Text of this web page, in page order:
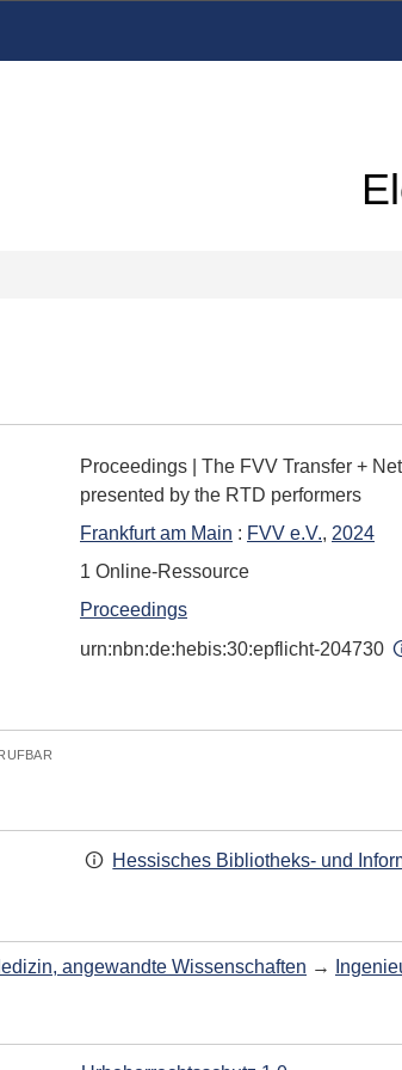
Proceedings | The FVV Transfer +
presented by the RTD performers
Frankfurt am Main : FVV e.V., 2024
1 Online-Ressource
Proceedings
urn:nbn:de:hebis:30:epflicht-204730
Hessisches Bibliotheks- und
angewandte Wissenschaften →